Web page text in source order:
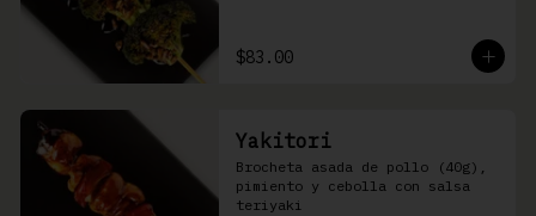
$83.00
Yakitori
Brocheta asada de pollo (40g),
pimiento y cebolla con salsa
teriyaki